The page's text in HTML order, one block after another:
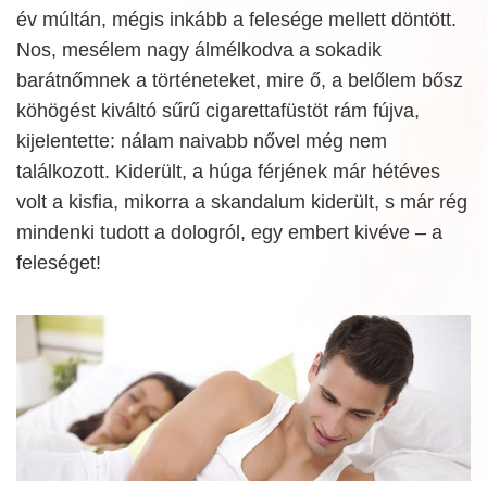
év múltán, mégis inkább a felesége mellett döntött.
Nos, mesélem nagy álmélkodva a sokadik
barátnőmnek a történeteket, mire ő, a belőlem bősz
köhögést kiváltó sűrű cigarettafüstöt rám fújva,
kijelentette: nálam naivabb nővel még nem
találkozott. Kiderült, a húga férjének már hétéves
volt a kisfia, mikorra a skandalum kiderült, s már rég
mindenki tudott a dologról, egy embert kivéve – a
feleséget!